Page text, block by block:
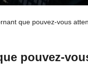
que pouvez-vous
pouvez-